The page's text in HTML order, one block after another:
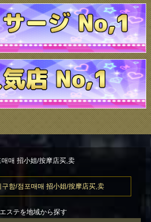
매 招小姐/按摩店买,卖
구함/점포매매 招小姐/按摩店买,卖
ステを地域から探す